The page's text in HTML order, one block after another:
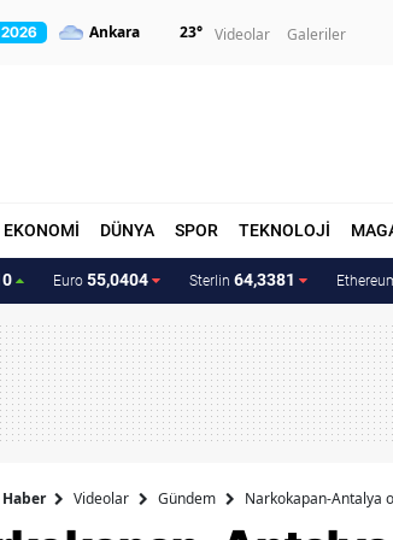
2026 23° Videolar Galeriler
EKONOMİ DÜNYA SPOR TEKNOLOJİ
Euro 55,0404 Sterlin 64,3381
Videolar Gündem Narkokapan-Antalya